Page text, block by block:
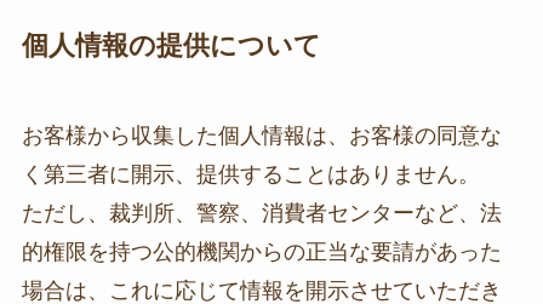
個人情報の提供について
お客様から収集した個人情報は、お客様の同意な
く第三者に開示、提供することはありません。
ただし、裁判所、警察、消費者センターなど、法
的権限を持つ公的機関からの正当な要請があった
場合は、これに応じて情報を開示させていただき